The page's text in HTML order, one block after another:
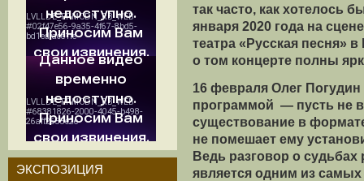
так часто, как хотелось
января 2020 года на
театра «Русская песня»
о том концерте полны
16 февраля Олег
программой — пусть не
существование в
не помешает ему
Ведь разговор о судьбах
является одним из
ЭКСПОЗИЦИЯ